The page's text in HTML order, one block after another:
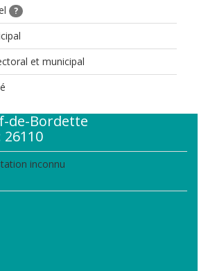
?
et municipal
de-Bordette
26110
inconnu